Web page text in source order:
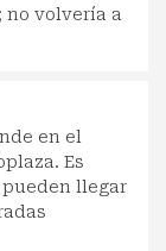
no volvería a
en el
Es
pueden llegar